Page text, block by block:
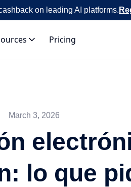
on leading AI platforms.
Pricing
March 3, 2026
lo que